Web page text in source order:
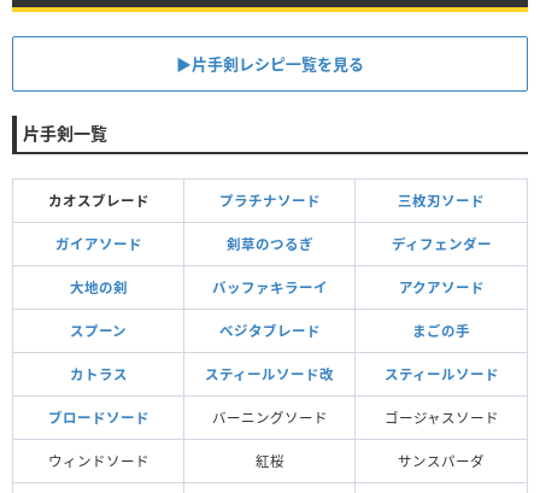
▶片手剣レシピ一覧を見る
片手剣一覧
カオスブレード プラチナソード 三枚刃ソード
ガイアソード 剣草のつるぎ ディフェンダー
大地の剣 バッファキラーイ アクアソード
スプーン ベジタブレード まごの手
カトラス スティールソード改 スティールソード
ブロードソード バーニングソード ゴージャスソード
ウィンドソード 紅桜 サンスパーダ